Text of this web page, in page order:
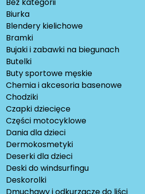
Bez kategorii
Biurka
Blendery kielichowe
Bramki
Bujaki i zabawki na biegunach
Butelki
Buty sportowe męskie
Chemia i akcesoria basenowe
Chodziki
Czapki dziecięce
Części motocyklowe
Dania dla dzieci
Dermokosmetyki
Deserki dla dzieci
Deski do windsurfingu
Deskorolki